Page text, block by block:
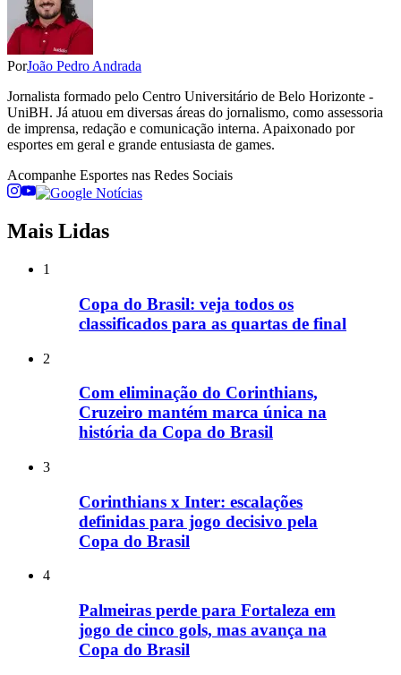
PorJoão Pedro Andrada
Jornalista formado pelo Centro Universitário de Belo Horizonte -
UniBH. Já atuou em diversas áreas do jornalismo, como assessoria
de imprensa, redação e comunicação interna. Apaixonado por
esportes em geral e grande entusiasta de games.
Acompanhe Esportes nas Redes Sociais
Mais Lidas
1
Copa do Brasil: veja todos os
classificados para as quartas de final
2
Com eliminação do Corinthians,
Cruzeiro mantém marca única na
história da Copa do Brasil
3
Corinthians x Inter: escalações
definidas para jogo decisivo pela
Copa do Brasil
4
Palmeiras perde para Fortaleza em
jogo de cinco gols, mas avança na
Copa do Brasil